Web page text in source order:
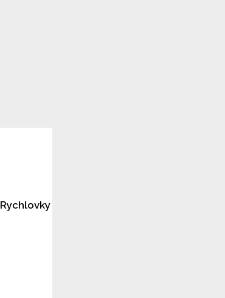
Rychlovky